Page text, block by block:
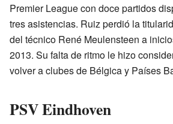
Premier League con doce partidos
tres asistencias. Ruiz perdió la
del técnico René Meulensteen a
2013. Su falta de ritmo le hizo
volver a clubes de Bélgica y Países
PSV Eindhoven